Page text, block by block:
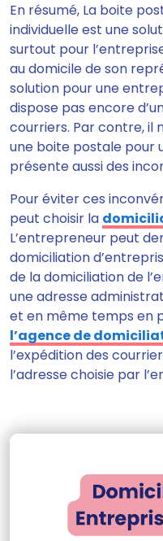
En résumé, La boite
individuelleest une
surtout pour
au domicile de son
solution pour une
dispose pas encore
courriers. Par contre, il
une boite postale pour
présente aussi des
Pour éviter ces
peut choisir la
L’entrepreneur peut
domiciliation
de la domiciliation de
une adresse
et en même temps en
l’agence de
l’expédition des
l’adresse choisie par